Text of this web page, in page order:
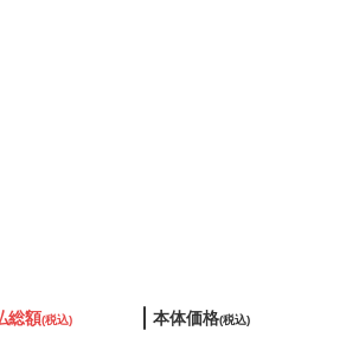
総額(税込) 本体価格(税込)